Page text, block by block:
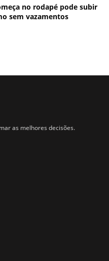
no rodapé pode subir
sem vazamentos
as melhores decisões.